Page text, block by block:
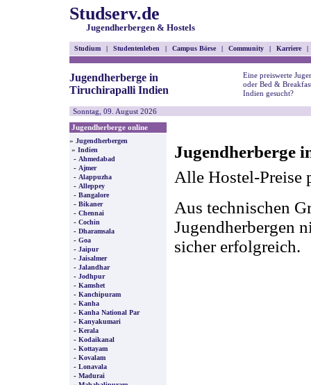
Studserv.de
Jugendherbergen & Hostels
Studium | Studentenleben | Campus Börse | Community | Karriere |
Jugendherberge in
Tiruchirapalli Indien
Eine preiswerte
oder Bed &
Indien gesucht?
Sonntag, 09. August 2026
Jugendherberge online
» Jugendherbergen
» Indien
- Ahmedabad
- Ajmer
- Alappuzha
- Alleppey
- Bangalore
- Bikaner
- Chennai
- Cochin
- Dharamsala
- Goa
- Jaipur
- Jaisalmer
- Jalandhar
- Jodhpur
- Kamshet
- Kanchipuram
- Kanha
- Kanha National Par
- Kanyakumari
- Kerala
- Kodaikanal
- Kottayam
- Kovalam
- Lonavala
- Madurai
Jugendherberge
Alle Hostel-Preise
Aus technischen
Jugendherbergen
sicher erfolgreich.